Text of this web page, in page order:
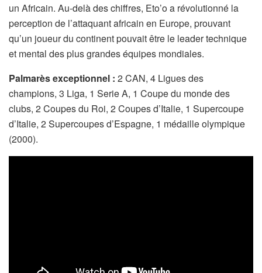
un Africain. Au-delà des chiffres, Eto’o a révolutionné la
perception de l’attaquant africain en Europe, prouvant
qu’un joueur du continent pouvait être le leader technique
et mental des plus grandes équipes mondiales.
Palmarès exceptionnel : 2 CAN, 4 Ligues des
champions, 3 Liga, 1 Serie A, 1 Coupe du monde des
clubs, 2 Coupes du Roi, 2 Coupes d’Italie, 1 Supercoupe
d’Italie, 2 Supercoupes d’Espagne, 1 médaille olympique
(2000).